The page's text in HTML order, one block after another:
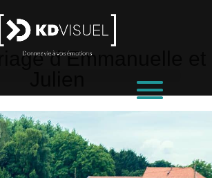
d’Emmanuelle et